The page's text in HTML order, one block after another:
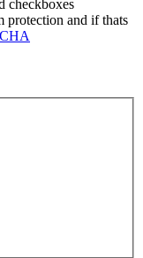
checkboxes
protection and if thats